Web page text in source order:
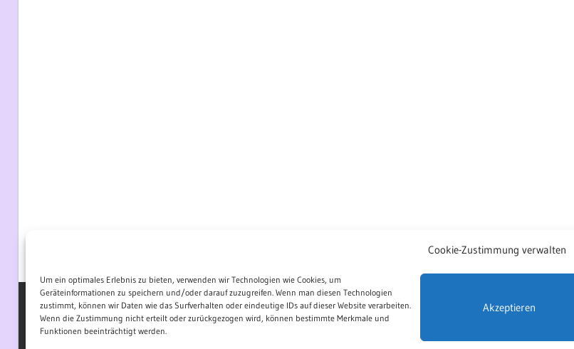
Cookie-Zustimmung verwalten
Um ein optimales Erlebnis zu bieten, verwenden wir Technologien wie Cookies, um
Geräteinformationen zu speichern und/oder darauf zuzugreifen. Wenn man diesen Technologien
zustimmt, können wir Daten wie das Surfverhalten oder eindeutige IDs auf dieser Website verarbeiten.
Wenn die Zustimmung nicht erteilt oder zurückgezogen wird, können bestimmte Merkmale und
Funktionen beeinträchtigt werden.
Akzeptieren
WordPress-Theme: Wellington von ThemeZee.